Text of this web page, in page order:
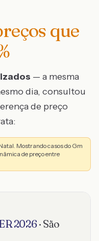
que
— a mesma
dia, consultou
de preço
Mostrando casos do Gm
de preço entre
2026· São